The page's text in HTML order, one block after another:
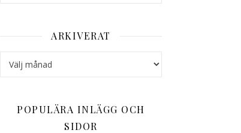
ARKIVERAT
POPULÄRA INLÄGG OCH
SIDOR